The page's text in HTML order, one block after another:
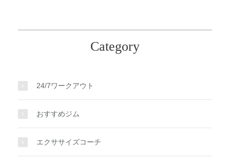
Category
24/7ワークアウト
おすすめジム
エクササイズコーチ